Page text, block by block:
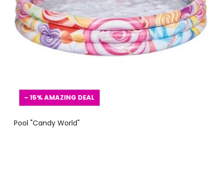
- 15%AMAZING DEAL
Pool "Candy World"